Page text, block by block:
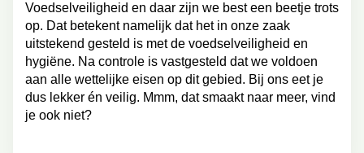
Voedselveiligheid en daar zijn we best een beetje trots
op. Dat betekent namelijk dat het in onze zaak
uitstekend gesteld is met de voedselveiligheid en
hygiëne. Na controle is vastgesteld dat we voldoen
aan alle wettelijke eisen op dit gebied. Bij ons eet je
dus lekker én veilig. Mmm, dat smaakt naar meer, vind
je ook niet?